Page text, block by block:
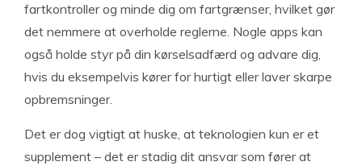
fartkontroller og minde dig om fartgrænser, hvilket gør
det nemmere at overholde reglerne. Nogle apps kan
også holde styr på din kørselsadfærd og advare dig,
hvis du eksempelvis kører for hurtigt eller laver skarpe
opbremsninger.
Det er dog vigtigt at huske, at teknologien kun er et
supplement – det er stadig dit ansvar som fører at